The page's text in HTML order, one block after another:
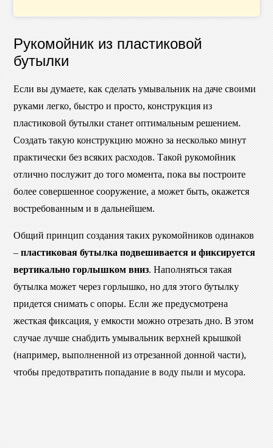
Рукомойник из пластиковой
бутылки
Если вы думаете, как сделать умывальник на даче своими
руками легко, быстро и просто, конструкция из
пластиковой бутылки станет оптимальным решением.
Создать такую конструкцию можно за несколько минут
практически без всяких расходов. Такой рукомойник
отлично послужит до того момента, пока вы построите
более совершенное сооружение, а может быть, окажется
востребованным и в дальнейшем.
Общий принцип создания таких рукомойников одинаков
–пластиковая бутылка подвешивается и фиксируется
вертикально горлышком вниз. Наполняться такая
бутылка может через горлышко, но для этого бутылку
придется снимать с опоры. Если же предусмотрена
жесткая фиксация, у емкости можно отрезать дно. В этом
случае лучше снабдить умывальник верхней крышкой
(например, выполненной из отрезанной донной части),
чтобы предотвратить попадание в воду пыли и мусора.